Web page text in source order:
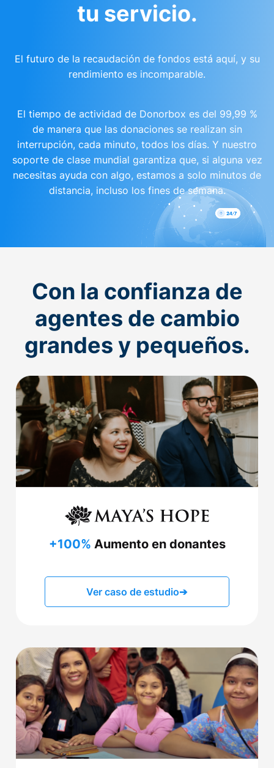
tu servicio.
El futuro de la recaudación de fondos está aquí, y su
rendimiento es incomparable.
El tiempo de actividad de Donorbox es del 99,99 %
de manera que las donaciones se realizan sin
interrupción, cada minuto, todos los días. Y nuestro
soporte de clase mundial garantiza que, si alguna vez
necesitas ayuda con algo, estamos a solo minutos de
distancia, incluso los fines de semana.
Con la confianza de
agentes de cambio
grandes y pequeños.
+100% Aumento en donantes
Ver caso de estudio➔